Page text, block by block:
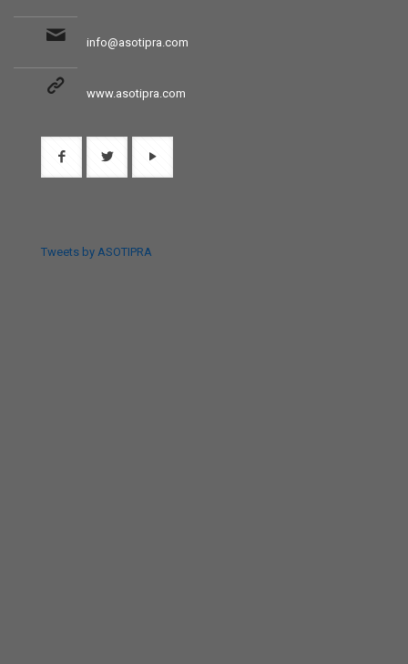
info@asotipra.com
www.asotipra.com
Tweets by ASOTIPRA